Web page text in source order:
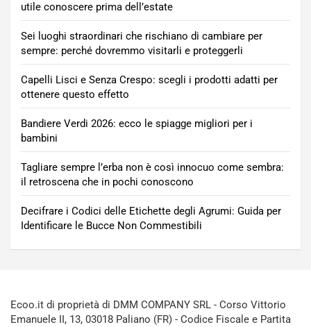
utile conoscere prima dell’estate
Sei luoghi straordinari che rischiano di cambiare per
sempre: perché dovremmo visitarli e proteggerli
Capelli Lisci e Senza Crespo: scegli i prodotti adatti per
ottenere questo effetto
Bandiere Verdi 2026: ecco le spiagge migliori per i
bambini
Tagliare sempre l’erba non è così innocuo come sembra:
il retroscena che in pochi conoscono
Decifrare i Codici delle Etichette degli Agrumi: Guida per
Identificare le Bucce Non Commestibili
Ecoo.it di proprietà di DMM COMPANY SRL - Corso Vittorio
Emanuele II, 13, 03018 Paliano (FR) - Codice Fiscale e Partita